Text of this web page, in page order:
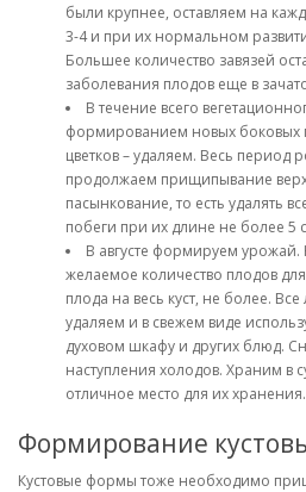
были крупнее, оставляем на
3-4 и при их нормальном
Большее количество завязей
заболевания плодов еще в
В течение всего
формированием новых боковых
цветков – удаляем. Весь период
продолжаем прищипывание
пасынкование, то есть удалять
побеги при их длине не более 5
В августе формируем урожай.
желаемое количество плодов
плода на весь куст, не более.
удаляем и в свежем виде
духовом шкафу и других блюд.
наступления холодов. Храним в
отличное место для их хранения.
Формирование
Кустовые формы тоже необходимо